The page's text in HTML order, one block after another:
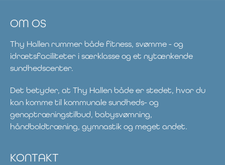
OM OS
Thy Hallen rummer både fitness, svømme - og
idrætsfaciliteter i særklasse og et nytænkende
sundhedscenter.
Det betyder, at Thy Hallen både er stedet, hvor du
kan komme til kommunale sundheds- og
genoptræningstilbud, babysvømning,
håndboldtræning, gymnastik og meget andet.
KONTAKT